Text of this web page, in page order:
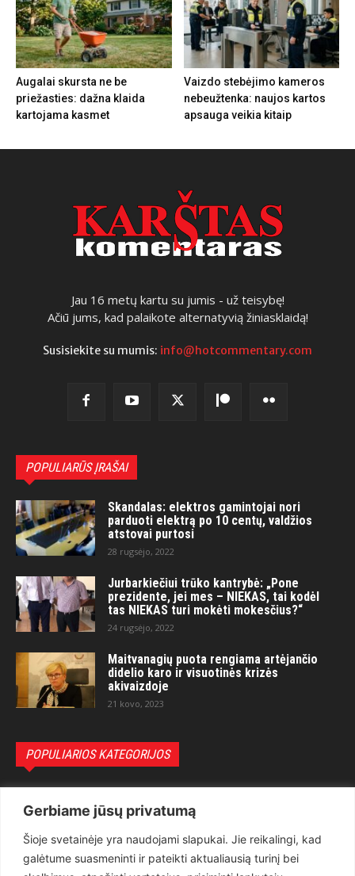
Gerbiame jūsų privatumą
Šioje svetainėje yra naudojami slapukai. Jie reikalingi, kad
galėtume suasmeninti ir pateikti aktualiausią turinį bei
Augalai skursta ne be
priežasties: dažna klaida
kartojama kasmet
Vaizdo stebėjimo kameros
nebeužtenka: naujos kartos
apsauga veikia kitaip
Jau 16 metų kartu su jumis - už teisybę!
Ačiū jums, kad palaikote alternatyvią žiniasklaidą!
Susisiekite su mumis: info@hotcommentary.com
POPULIARŪS ĮRAŠAI
Skandalas: elektros gamintojai nori
parduoti elektrą po 10 centų, valdžios
atstovai purtosi
28 rugsėjo, 2022
Jurbarkiečiui trūko kantrybė: „Pone
prezidente, jei mes – NIEKAS, tai kodėl
tas NIEKAS turi mokėti mokesčius?“
24 rugsėjo, 2022
Maitvanagių puota rengiama artėjančio
didelio karo ir visuotinės krizės
akivaizdoje
21 kovo, 2023
POPULIARIOS KATEGORIJOS
Teisėsauga
1497
Aktualu